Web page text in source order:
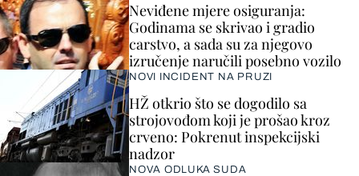
Neviđene mjere osiguranja:
Godinama se skrivao i gradio
carstvo, a sada su za njegovo
izručenje naručili posebno vozilo
NOVI INCIDENT NA PRUZI
HŽ otkrio što se dogodilo sa
strojovođom koji je prošao kroz
crveno: Pokrenut inspekcijski
nadzor
NOVA ODLUKA SUDA